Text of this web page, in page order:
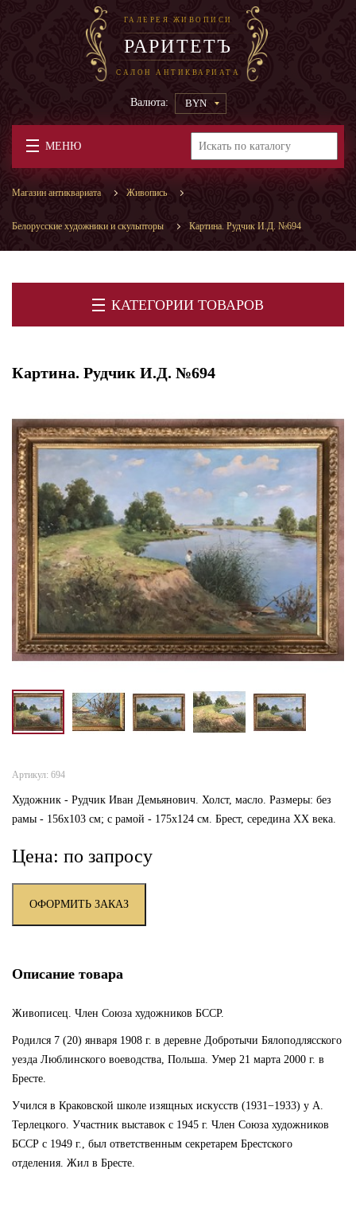
ГАЛЕРЕЯ ЖИВОПИСИ
РАРИТЕТЪ
САЛОН АНТИКВАРИАТА
Валюта: BYN
МЕНЮ
Магазин антиквариата Живопись
Белорусские художники и скульпторы Картина. Рудчик И.Д. №694
КАТЕГОРИИ ТОВАРОВ
Картина. Рудчик И.Д. №694
Артикул: 694
Художник - Рудчик Иван Демьянович. Холст, масло. Размеры: без
рамы - 156х103 см; с рамой - 175х124 см. Брест, середина XX века.
Цена: по запросу
ОФОРМИТЬ ЗАКАЗ
Описание товара
Живописец. Член Союза художников БССР.
Родился 7 (20) января 1908 г. в деревне Добротычи Бялоподлясского
уезда Люблинского воеводства, Польша. Умер 21 марта 2000 г. в
Бресте.
Учился в Краковской школе изящных искусств (1931−1933) у А.
Терлецкого. Участник выставок с 1945 г. Член Союза художников
БССР с 1949 г., был ответственным секретарем Брестского
отделения. Жил в Бресте.